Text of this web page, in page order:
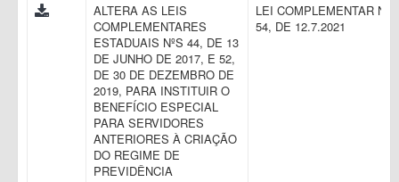
ALTERA AS LEIS
COMPLEMENTARES
ESTADUAIS NºS 44, DE 13
DE JUNHO DE 2017, E 52,
DE 30 DE DEZEMBRO DE
2019, PARA INSTITUIR O
BENEFÍCIO ESPECIAL
PARA SERVIDORES
ANTERIORES À CRIAÇÃO
DO REGIME DE
PREVIDÊNCIA
LEI COMPLEMENTAR N.
54, DE 12.7.2021